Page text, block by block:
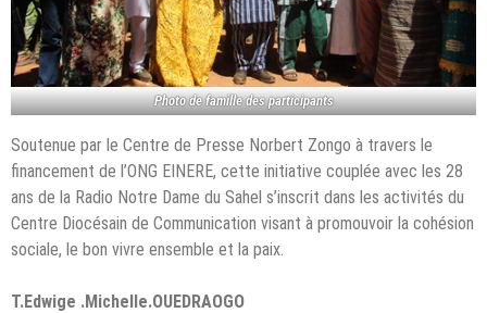
Photo de famille des participants
Soutenue par le Centre de Presse Norbert Zongo à travers le
financement de l’ONG EINERE, cette initiative couplée avec les 28
ans de la Radio Notre Dame du Sahel s’inscrit dans les activités du
Centre Diocésain de Communication visant à promouvoir la cohésion
sociale, le bon vivre ensemble et la paix.
T.Edwige .Michelle.OUEDRAOGO